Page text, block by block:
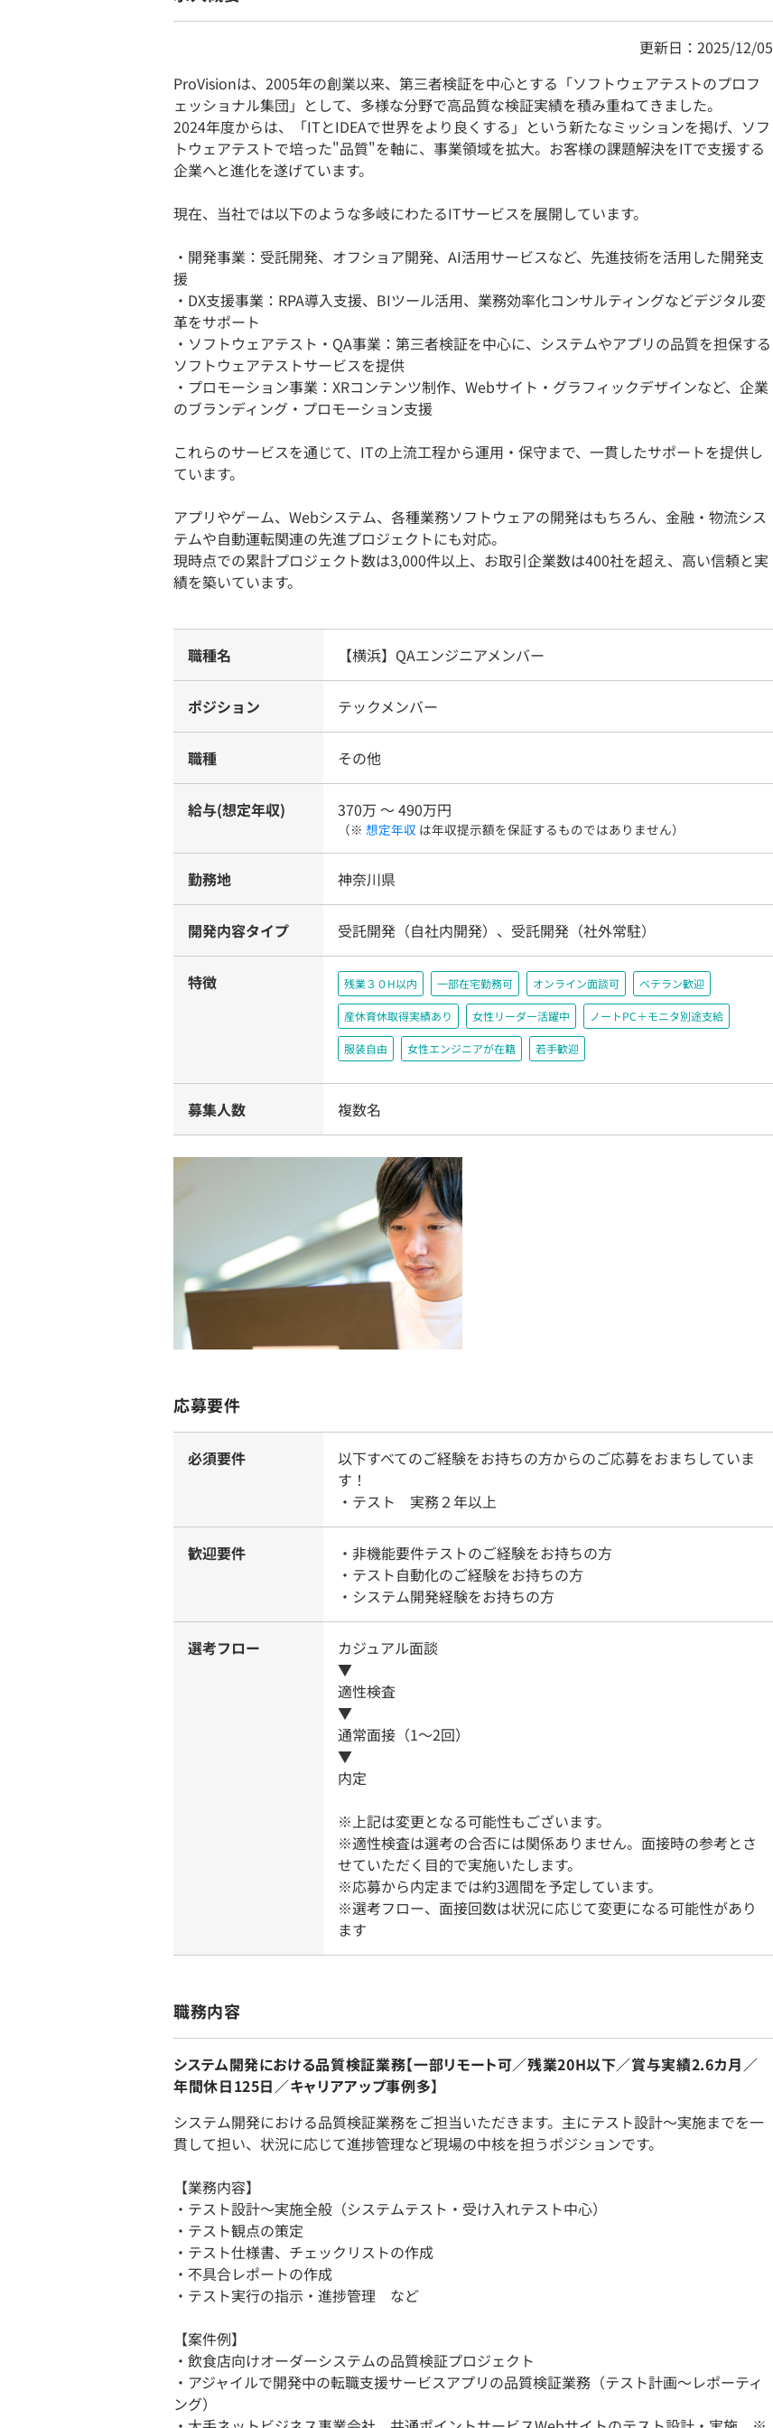
更新日：2025/12/05
ProVisionは、2005年の創業以来、第三者検証を中心とする「ソフトウェアテストのプロフ
ェッショナル集団」として、多様な分野で高品質な検証実績を積み重ねてきました。
2024年度からは、「ITとIDEAで世界をより良くする」という新たなミッションを掲げ、ソフ
トウェアテストで培った"品質"を軸に、事業領域を拡大。お客様の課題解決をITで支援する
企業へと進化を遂げています。
現在、当社では以下のような多岐にわたるITサービスを展開しています。
・開発事業：受託開発、オフショア開発、AI活用サービスなど、先進技術を活用した開発支
援
・DX支援事業：RPA導入支援、BIツール活用、業務効率化コンサルティングなどデジタル変
革をサポート
・ソフトウェアテスト・QA事業：第三者検証を中心に、システムやアプリの品質を担保する
ソフトウェアテストサービスを提供
・プロモーション事業：XRコンテンツ制作、Webサイト・グラフィックデザインなど、企業
のブランディング・プロモーション支援
これらのサービスを通じて、ITの上流工程から運用・保守まで、一貫したサポートを提供し
ています。
アプリやゲーム、Webシステム、各種業務ソフトウェアの開発はもちろん、金融・物流シス
テムや自動運転関連の先進プロジェクトにも対応。
現時点での累計プロジェクト数は3,000件以上、お取引企業数は400社を超え、高い信頼と実
績を築いています。
職種名 【横浜】QAエンジニアメンバー
ポジション テックメンバー
職種 その他
給与(想定年収) 370万 〜 490万円
（※ 想定年収 は年収提示額を保証するものではありません）
勤務地 神奈川県
開発内容タイプ 受託開発（自社内開発）、受託開発（社外常駐）
特徴 残業３０H以内 一部在宅勤務可 オンライン面談可 ベテラン歓迎
産休育休取得実績あり 女性リーダー活躍中 ノートPC＋モニタ別途支給
服装自由 女性エンジニアが在籍 若手歓迎
募集人数 複数名
応募要件
必須要件
以下すべてのご経験をお持ちの方からのご応募をおまちしていま
す！
・テスト 実務２年以上
歓迎要件
・非機能要件テストのご経験をお持ちの方
・テスト自動化のご経験をお持ちの方
・システム開発経験をお持ちの方
選考フロー
カジュアル面談
▼
適性検査
▼
通常面接（1～2回）
▼
内定
※上記は変更となる可能性もございます。
※適性検査は選考の合否には関係ありません。面接時の参考とさ
せていただく目的で実施いたします。
※応募から内定までは約3週間を予定しています。
※選考フロー、面接回数は状況に応じて変更になる可能性があり
ます
職務内容
システム開発における品質検証業務【一部リモート可／残業20H以下／賞与実績2.6カ月／
年間休日125日／キャリアアップ事例多】
システム開発における品質検証業務をご担当いただきます。主にテスト設計〜実施までを一
貫して担い、状況に応じて進捗管理など現場の中核を担うポジションです。
【業務内容】
・テスト設計～実施全般（システムテスト・受け入れテスト中心）
・テスト観点の策定
・テスト仕様書、チェックリストの作成
・不具合レポートの作成
・テスト実行の指示・進捗管理 など
【案件例】
・飲食店向けオーダーシステムの品質検証プロジェクト
・アジャイルで開発中の転職支援サービスアプリの品質検証業務（テスト計画～レポーティ
ング）